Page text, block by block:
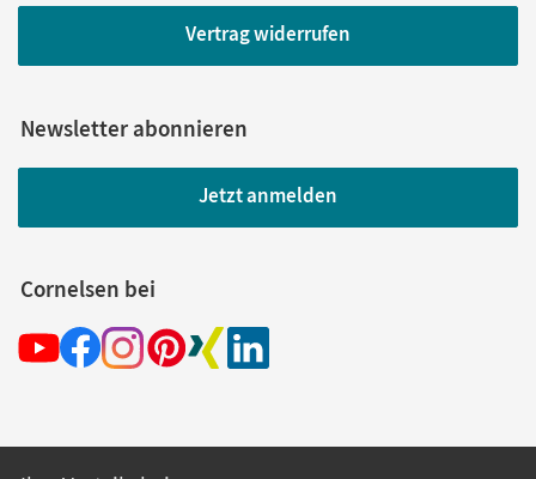
Vertrag widerrufen
Newsletter abonnieren
Jetzt anmelden
Cornelsen bei